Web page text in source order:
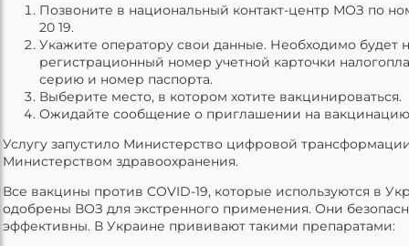
Позвоните в национальный контакт-центр МОЗ по
20 19.
Укажите оператору свои данные. Необходимо будет
регистрационный номер учетной карточки
серию и номер паспорта.
Выберите место, в котором хотите вакцинироваться.
Ожидайте сообщение о приглашении на
Услугу запустило Министерство цифровой
Министерством здравоохранения.
Все вакцины против COVID-19, которые используются в
одобрены ВОЗ для экстренного применения. Они
эффективны. В Украине прививают такими препаратами: